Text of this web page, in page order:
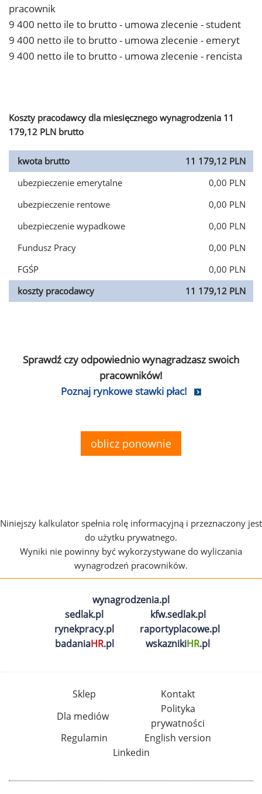
pracownik
9 400 netto ile to brutto - umowa zlecenie - student
9 400 netto ile to brutto - umowa zlecenie - emeryt
9 400 netto ile to brutto - umowa zlecenie - rencista
Koszty pracodawcy dla miesięcznego wynagrodzenia 11
179,12 PLN brutto
kwota brutto
11 179,12 PLN
ubezpieczenie emerytalne
0,00 PLN
ubezpieczenie rentowe
0,00 PLN
ubezpieczenie wypadkowe
0,00 PLN
Fundusz Pracy
0,00 PLN
FGŚP
0,00 PLN
koszty pracodawcy
11 179,12 PLN
Sprawdź czy odpowiednio wynagradzasz swoich
pracowników!
Poznaj rynkowe stawki płac!
oblicz ponownie
Niniejszy kalkulator spełnia rolę informacyjną i przeznaczony jest
do użytku prywatnego.
Wyniki nie powinny być wykorzystywane do wyliczania
wynagrodzeń pracowników.
wynagrodzenia.pl
sedlak.pl
kfw.sedlak.pl
rynekpracy.pl
raportyplacowe.pl
badaniaHR.pl wskaznikiHR.pl
Sklep
Kontakt
Dla mediów
Polityka
prywatności
Regulamin
English version
Linkedin